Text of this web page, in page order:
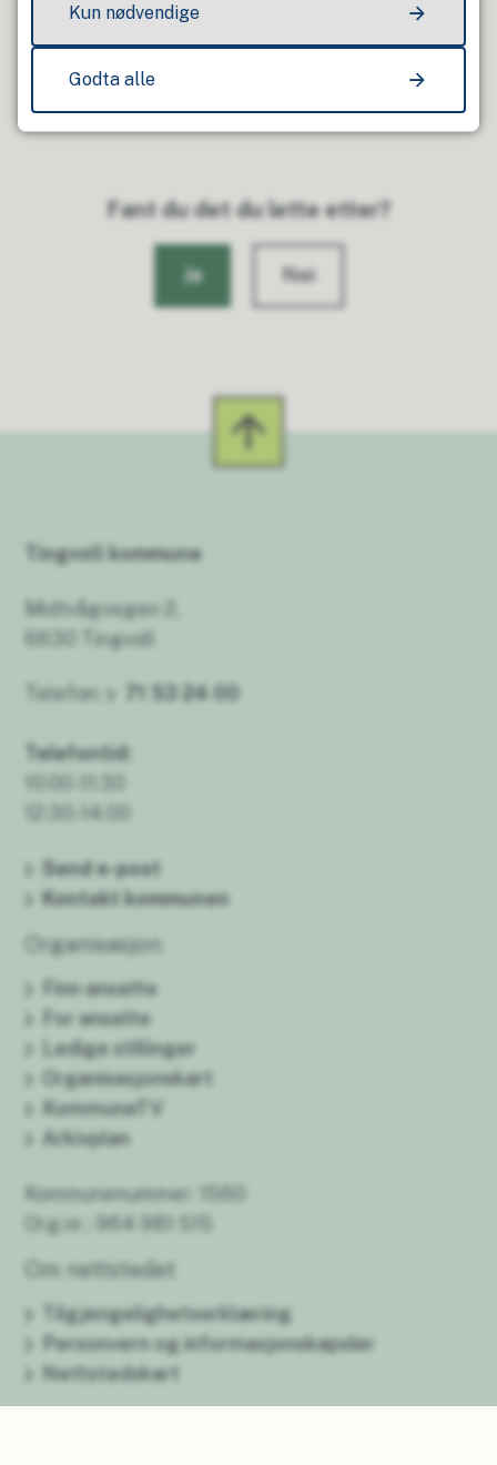
Fant du det du lette etter?
Ja Nei
Tingvoll kommune
Midtvågvegen 2,
6630 Tingvoll
Telefon: 71 53 24 00
Telefontid:
12:30-14:00
Send e-post
Kontakt kommunen
Organisasjon
Finn ansatte
For ansatte
Ledige stillinger
Organisasjonskart
KommuneTV
Arkivplan
Kommunenummer: 1560
Org.nr.: 964 981 515
Om nettstedet
Tilgjengelighetserklæring
Personvern og informasjonskapsler
Nettstedskart
Kun nødvendige
Godta alle